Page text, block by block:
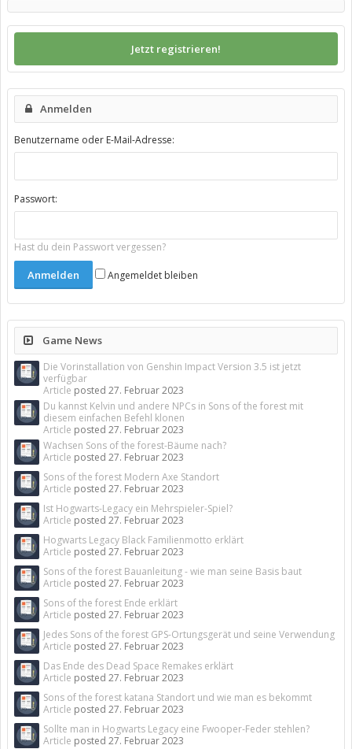
Jetzt registrieren!
Anmelden
Benutzername oder E-Mail-Adresse:
Passwort:
Hast du dein Passwort vergessen?
Angemeldet bleiben
Game News
Die Vorinstallation von Genshin Impact Version 3.5 ist jetzt
verfügbar
Article posted 27. Februar 2023
Du kannst Kelvin und andere NPCs in Sons of the forest mit
diesem einfachen Befehl klonen
Article posted 27. Februar 2023
Wachsen Sons of the forest-Bäume nach?
Article posted 27. Februar 2023
Sons of the forest Modern Axe Standort
Article posted 27. Februar 2023
Ist Hogwarts-Legacy ein Mehrspieler-Spiel?
Article posted 27. Februar 2023
Hogwarts Legacy Black Familienmotto erklärt
Article posted 27. Februar 2023
Sons of the forest Bauanleitung - wie man seine Basis baut
Article posted 27. Februar 2023
Sons of the forest Ende erklärt
Article posted 27. Februar 2023
Jedes Sons of the forest GPS-Ortungsgerät und seine Verwendung
Article posted 27. Februar 2023
Das Ende des Dead Space Remakes erklärt
Article posted 27. Februar 2023
Sons of the forest katana Standort und wie man es bekommt
Article posted 27. Februar 2023
Sollte man in Hogwarts Legacy eine Fwooper-Feder stehlen?
Article posted 27. Februar 2023